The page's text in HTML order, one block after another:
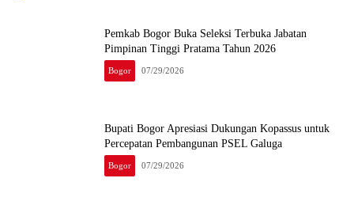
Pemkab Bogor Buka Seleksi Terbuka Jabatan
Pimpinan Tinggi Pratama Tahun 2026
Bogor 07/29/2026
Bupati Bogor Apresiasi Dukungan Kopassus untuk
Percepatan Pembangunan PSEL Galuga
Bogor 07/29/2026